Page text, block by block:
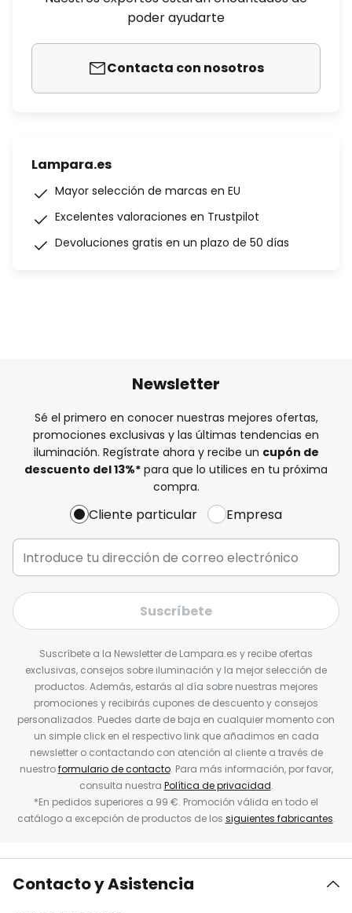
poder ayudarte
Contacta con nosotros
Lampara.es
Mayor selección de marcas en EU
Excelentes valoraciones en Trustpilot
Devoluciones gratis en un plazo de 50 días
Newsletter
Sé el primero en conocer nuestras mejores ofertas,
promociones exclusivas y las últimas tendencias en
iluminación. Regístrate ahora y recibe un cupón de
descuento del13%* para que lo utilices en tu próxima
compra.
Cliente particular Empresa
Suscríbete
Suscríbete a la Newsletter de Lampara.es y recibe ofertas
exclusivas, consejos sobre iluminación y la mejor selección de
productos. Además, estarás al día sobre nuestras mejores
promociones y recibirás cupones de descuento y consejos
personalizados. Puedes darte de baja en cualquier momento con
un simple click en el respectivo link que añadimos en cada
newsletter o contactando con atención al cliente a través de
nuestroformulario de contacto. Para más información, por favor,
consulta nuestra Política de privacidad.
*En pedidos superiores a 99 €. Promoción válida en todo el
catálogo a excepción de productos de los siguientes fabricantes.
Contacto y Asistencia